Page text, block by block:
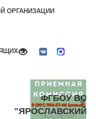
ОРГАНИЗАЦИИ
ФГБОУ ВО
"ЯРОСЛАВСКИЙ